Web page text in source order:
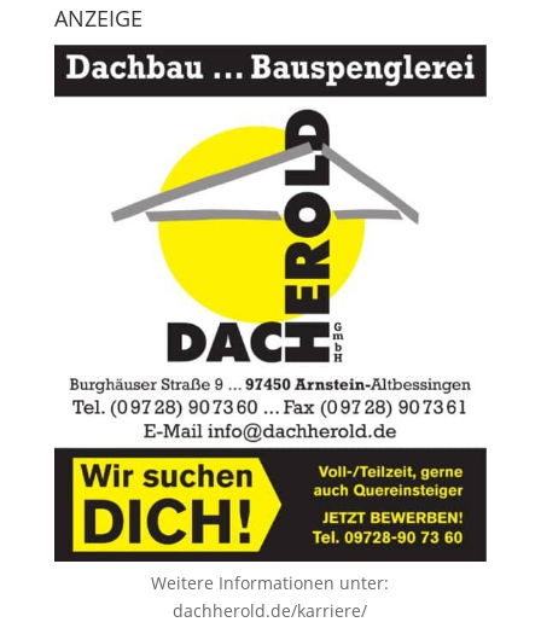
ANZEIGE
Weitere Informationen unter:
dachherold.de/karriere/